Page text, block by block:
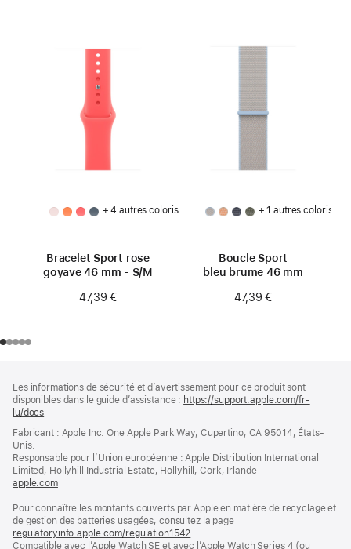
+ 4 autres coloris
Bracelet Sport rose
goyave 46 mm - S/M
47,39 €
+ 1 autres coloris
Boucle Sport
bleu brume 46 mm
47,39 €
de
page
de
bas
page
Les informations de sécurité et d’avertissement pour ce produit sont
disponibles dans le guide d’assistance : https://support.apple.com/fr-
lu/docs
une
fenêtre)
Fabricant : Apple Inc. One Apple Park Way, Cupertino, CA 95014, États-
Unis.
Responsable pour l’Union européenne : Apple Distribution International
Limited, Hollyhill Industrial Estate, Hollyhill, Cork, Irlande
apple.com(s’ouvre
une
nouvelle
fenêtre)
Pour connaître les montants couverts par Apple en matière de recyclage et
de gestion des batteries usagées, consultez la page
regulatoryinfo.apple.com/regulation1542
dans
Compatible avec l’Apple Watch SE et avec l’Apple Watch Series 4 (ou